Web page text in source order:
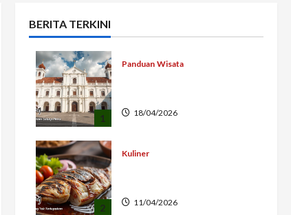
BERITA TERKINI
1
Panduan Wisata
18/04/2026
2
Kuliner
11/04/2026